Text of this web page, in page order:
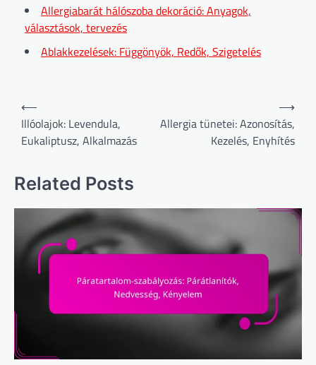
Allergiabarát hálószoba dekoráció: Anyagok,
választások, tervezés
Ablakkezelések: Függönyök, Redők, Szigetelés
Post
navigation
⟵
Illóolajok: Levendula,
Eukaliptusz, Alkalmazás
Allergia tünetei: Azonosítás,
Kezelés, Enyhítés
⟶
Related Posts